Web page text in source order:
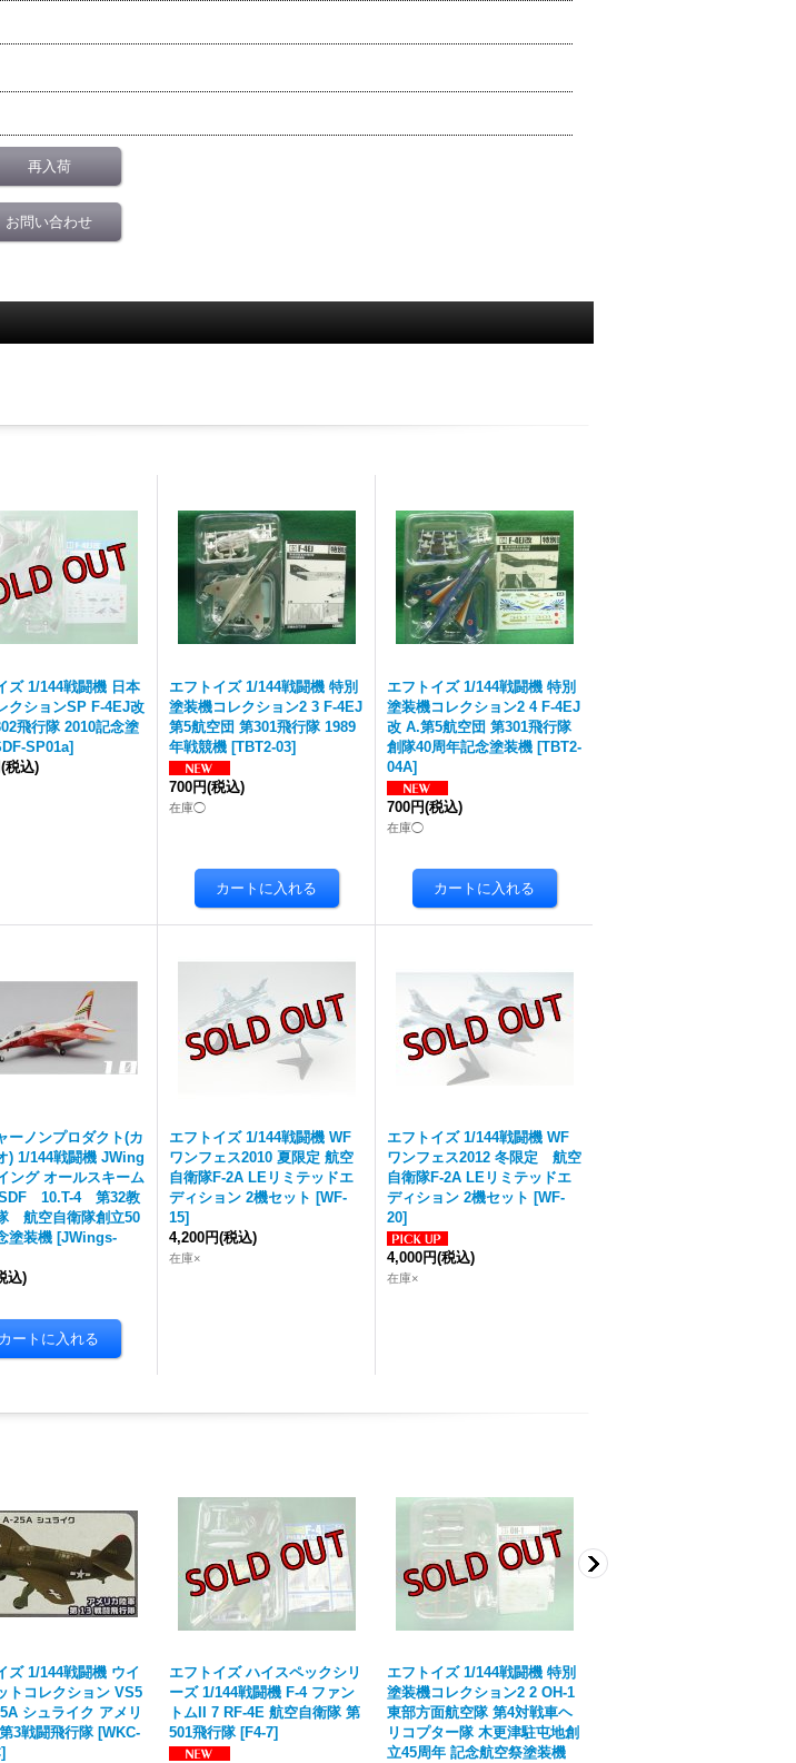
再入荷
お問い合わせ
ズ 1/144戦闘機 日本
クションSP F-4EJ改
飛行隊 2010記念塗
SP01a]
(税込)
エフトイズ 1/144戦闘機 特別
塗装機コレクション2 3 F-4EJ
第5航空団 第301飛行隊 1989
年戦競機 [TBT2-03]
700円(税込)
在庫◯
エフトイズ 1/144戦闘機 特別
塗装機コレクション2 4 F-4EJ
改 A.第5航空団 第301飛行隊
創隊40周年記念塗装機 [TBT2-
04A]
700円(税込)
在庫◯
ーノンプロダクト(カ
) 1/144戦闘機 JWing
グ オールスキーム
10.T-4 第32教
航空自衛隊創立50
塗装機 [JWings-
込)
エフトイズ 1/144戦闘機 WF
ワンフェス2010 夏限定 航空
自衛隊F-2A LEリミテッドエ
ディション 2機セット [WF-
15]
4,200円(税込)
在庫×
エフトイズ 1/144戦闘機 WF
ワンフェス2012 冬限定 航空
自衛隊F-2A LEリミテッドエ
ディション 2機セット [WF-
20]
4,000円(税込)
在庫×
ズ 1/144戦闘機 ウイ
トコレクション VS5
シュライク アメリ
3戦闘飛行隊 [WKC-
]
エフトイズ ハイスペックシリ
ーズ 1/144戦闘機 F-4 ファン
トムII 7 RF-4E 航空自衛隊 第
501飛行隊 [F4-7]
エフトイズ 1/144戦闘機 特別
塗装機コレクション2 2 OH-1
東部方面航空隊 第4対戦車ヘ
リコプター隊 木更津駐屯地創
立45周年 記念航空祭塗装機